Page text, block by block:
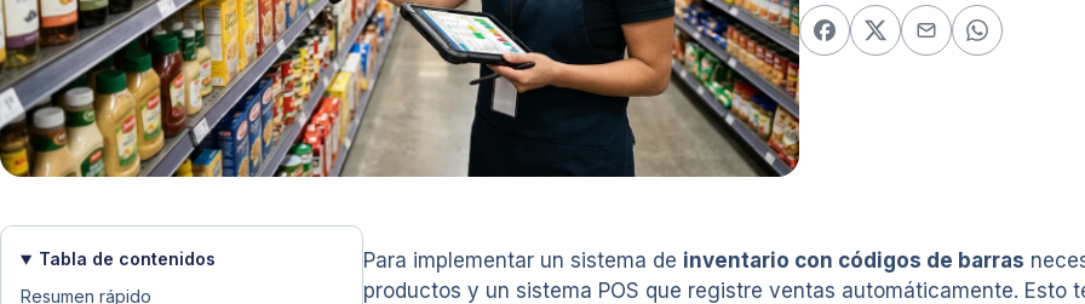
Tabla de contenidos
Resumen rápido
Para implementar un sistema de inventario con códigos de barras
productos y un sistema POS que registre ventas automáticamente. Esto